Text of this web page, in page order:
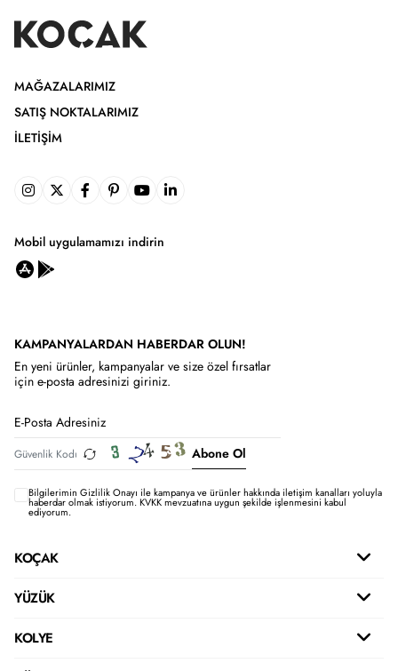
MAĞAZALARIMIZ
SATIŞ NOKTALARIMIZ
İLETIŞIM
Mobil uygulamamızı indirin
KAMPANYALARDAN HABERDAR OLUN!
En yeni ürünler, kampanyalar ve size özel fırsatlar
için e-posta adresinizi giriniz.
Abone Ol
Bilgilerimin Gizlilik Onayı ile kampanya ve ürünler hakkında iletişim kanalları yoluyla
haberdar olmak istiyorum.KVKK mevzuatına uygun şekilde işlenmesini kabul
ediyorum.
KOÇAK
YÜZÜK
KOLYE